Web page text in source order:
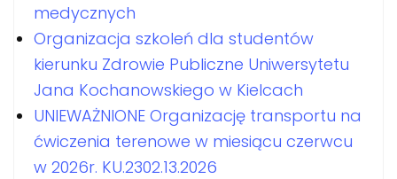
medycznych
Organizacja szkoleń dla studentów
kierunku Zdrowie Publiczne Uniwersytetu
Jana Kochanowskiego w Kielcach
UNIEWAŻNIONE Organizację transportu na
ćwiczenia terenowe w miesiącu czerwcu
w 2026r. KU.2302.13.2026